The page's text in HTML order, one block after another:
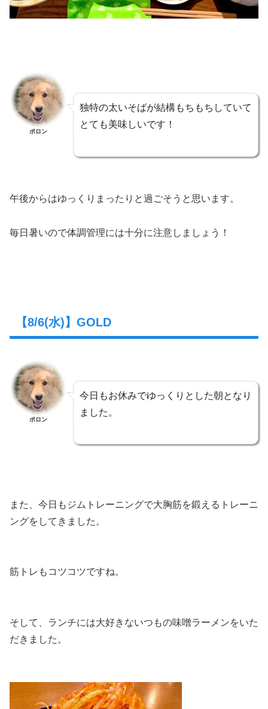
ポロン
独特の太いそばが結構もちもちしていて
とても美味しいです！
午後からはゆっくりまったりと過ごそうと思います。
毎日暑いので体調管理には十分に注意しましょう！
【8/6(水)】GOLD
ポロン
今日もお休みでゆっくりとした朝となり
ました。
また、今日もジムトレーニングで大胸筋を鍛えるトレーニ
ングをしてきました。
筋トレもコツコツですね。
そして、ランチには大好きないつもの味噌ラーメンをいた
だきました。